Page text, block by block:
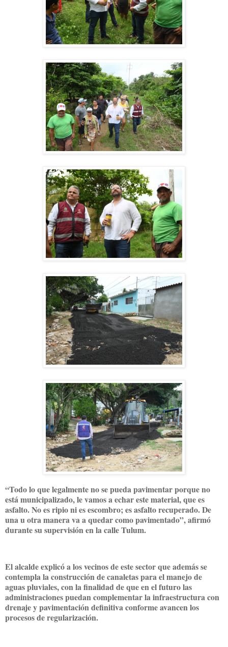
“Todo lo que legalmente no se pueda pavimentar porque no
está municipalizado, le vamos a echar este material, que es
asfalto. No es ripio ni es escombro; es asfalto recuperado. De
una u otra manera va a quedar como pavimentado”, afirmó
durante su supervisión en la calle Tulum.
El alcalde explicó a los vecinos de este sector que además se
contempla la construcción de canaletas para el manejo de
aguas pluviales, con la finalidad de que en el futuro las
administraciones puedan complementar la infraestructura con
drenaje y pavimentación definitiva conforme avancen los
procesos de regularización.